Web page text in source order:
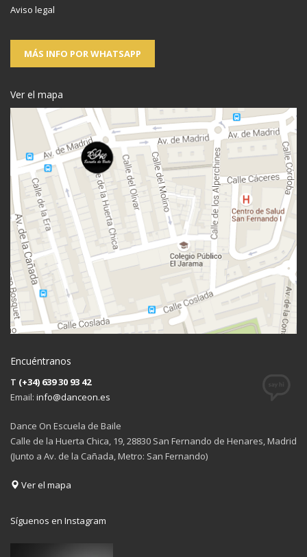
Aviso legal
MÁS INFO POR WHATSAPP
Ver el mapa
Encuéntranos
T (+34) 639 30 93 42
Email: info@danceon.es
Dance On Escuela de Baile
Calle de la Huerta Chica, 19, 28830 San Fernando de Henares, Madrid
(Junto a Av. de la Cañada, Metro: San Fernando)
Ver el mapa
Síguenos en Instagram